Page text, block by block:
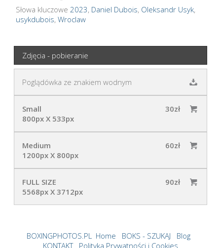
Słowa kluczowe 2023, Daniel Dubois, Oleksandr Usyk,
usykdubois, Wroclaw
Zdjęcia - pobieranie
Poglądówka ze znakiem wodnym
Small
800px X 533px
30zł
Medium
1200px X 800px
60zł
FULL SIZE
5568px X 3712px
90zł
BOXINGPHOTOS.PL Home BOKS - SZUKAJ
Blog
KONTAKT
Polityka Prywatności i Cookies